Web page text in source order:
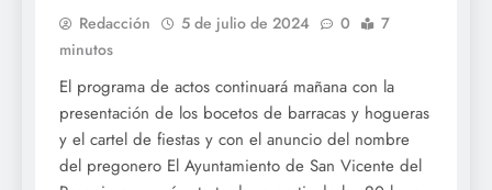
Redacción 5 de julio de 2024 0
7
minutos
El programa de actos continuará mañana con la
presentación de los bocetos de barracas y hogueras
y el cartel de fiestas y con el anuncio del nombre
del pregonero El Ayuntamiento de San Vicente del